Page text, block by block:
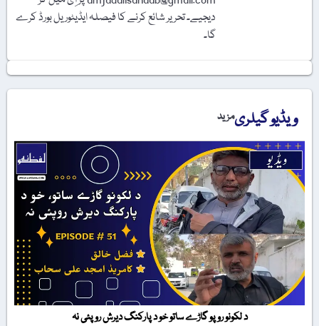
دیجیے۔ تحریر شائع کرنے کا فیصلہ ایڈیٹوریل بورڈ کرے
گا۔
ویڈیو گیلریمزید
د لکونو روپو گاڑے ساتو خو د پارکنگ دیرش روپئی نہ